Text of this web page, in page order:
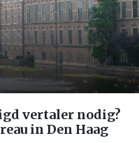
vertaler nodig?
in Den Haag